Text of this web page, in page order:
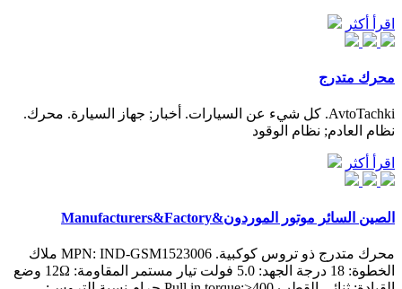
اقرأ أكثر
محرك متدرج
AvtoTachki. كل شيء عن السيارات. أخبار; جهاز السيارة. محرك.
نظام العادم; نظام الوقود
اقرأ أكثر
الصين السائر موتور الموردون&Manufacturers&Factory
محرك متدرج ذو تروس كوكبية. MPN: IND-GSM1523006 ملاك
الخطوة: 18 درجة الجهد: 5.0 فولت تيار مستمر المقاومة: 12Ω وضع